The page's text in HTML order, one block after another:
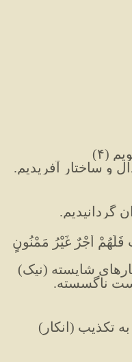
(۴)
و ساختار آفريديم.
گردانيديم.